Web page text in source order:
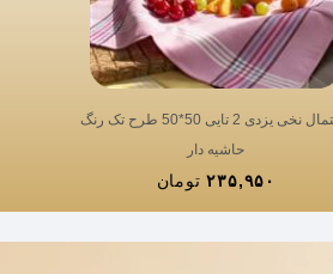
دستمال نخی یزدی 2 تایی 50*50 طرح تک رنگ
حاشیه دار
۲۳۵,۹۵۰ تومان